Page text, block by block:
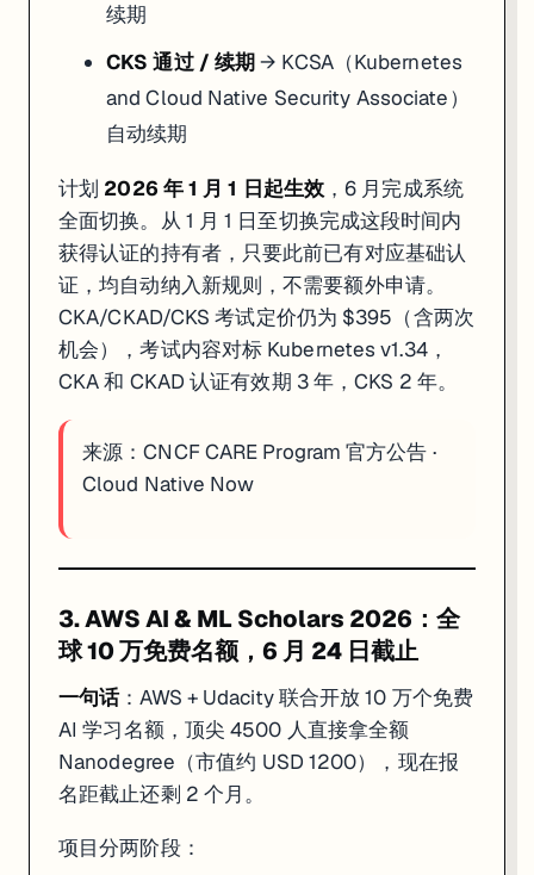
续期
CKS 通过 / 续期→ KCSA（Kubernetes
and Cloud Native Security Associate）
自动续期
计划 2026 年 1 月 1 日起生效 ，6 月完成系统
全面切换。从 1 月 1 日至切换完成这段时间内
获得认证的持有者，只要此前已有对应基础认
证，均自动纳入新规则，不需要额外申请。
CKA/CKAD/CKS 考试定价仍为 $395（含两次
机会），考试内容对标 Kubernetes v1.34，
CKA 和 CKAD 认证有效期 3 年，CKS 2 年。
来源：CNCF CARE Program 官方公告 ·
Cloud Native Now
3. AWS AI & ML Scholars 2026：全
球 10 万免费名额，6 月 24 日截止
一句话：AWS + Udacity 联合开放 10 万个免费
AI 学习名额，顶尖 4500 人直接拿全额
Nanodegree（市值约 USD 1200），现在报
名距截止还剩 2 个月。
项目分两阶段：